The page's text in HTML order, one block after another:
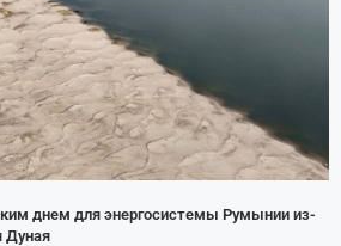
днем для энергосистемы Румынии из-
Дуная